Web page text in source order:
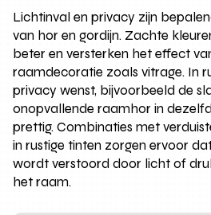
Lichtinval en privacy zijn
van hor en gordijn. Zachte
beter en versterken het effect
raamdecoratie zoals vitrage. In
privacy wenst, bijvoorbeeld de
onopvallende raamhor in
prettig. Combinaties met
in rustige tinten zorgen ervoor
wordt verstoord door licht of
het raam.